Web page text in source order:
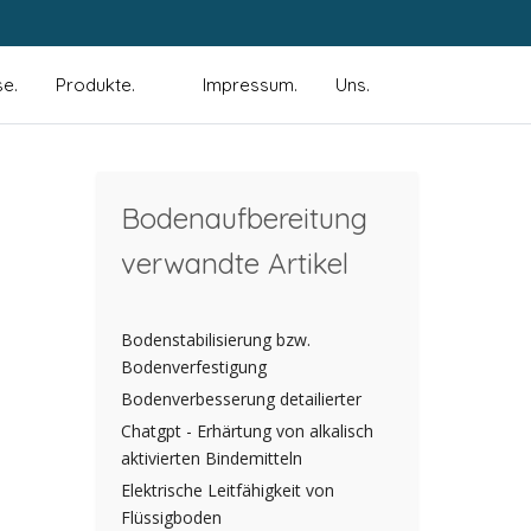
Produkte. Impressum. Uns.
Beitrag: Puzzolaneffekt
Bodenaufbereitung
verwandte Artikel
Bodenstabilisierung bzw.
Bodenverfestigung
Bodenverbesserung detailierter
Chatgpt - Erhärtung von alkalisch
aktivierten Bindemitteln
Elektrische Leitfähigkeit von
Flüssigboden